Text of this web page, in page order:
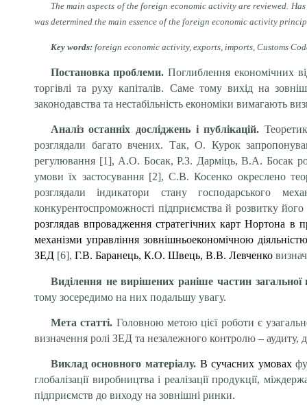
The main aspects of the foreign economic activity are reviewed.
was determined the main essence of the foreign economic activity
Key words:foreign economic activity, exports, imports, Customs
Постановка проблеми. Поглиблення економічних
торгівлі та руху капіталів. Саме тому вихід на
законодавства та нестабільність економіки вимагають
Аналіз останніх досліджень і публікацій.
розглядали багато вчених. Так, О. Курок
регулювання [1], А.О. Босак, Р.З. Дарміць, В.А. Босак
умови їх застосування [2], С.В. Косенко окреслено
розглядали індикатори стану господарського
конкурентоспроможності підприємства й розвитку
розглядав впровадження стратегічних карт Нортона в
механізми управління зовнішньоекономічною
ЗЕД [6], Г.В. Баранець, К.О. Швець, В.В. Левченко
Виділення не вирішених раніше частин загальної
тому зосередимо на них подальшу увагу.
Мета статті. Головною метою цієї роботи є
визначення ролі ЗЕД та незалежного контролю – аудиту,
Виклад основного матеріалу. В сучасних умовах
глобалізації виробництва і реалізації продукції,
підприємств до виходу на зовнішні ринки.